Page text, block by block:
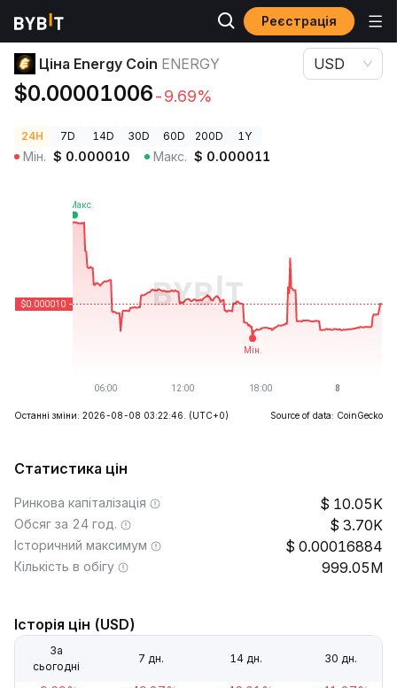
Реєстрація
Ціни криптовалют Ціна Energy Coin ENERGY
Ціна Energy Coin ENERGY
$0.00001006-9.69%
USD
24H 7D 14D 30D 60D 200D 1Y
Мін. $ 0.000010 Макс. $ 0.000011
Останні зміни: 2026-08-08 03:22:46. (UTC+0) Source of data: CoinGecko
Статистика цін
Ринкова капіталізація 10.05K
Обсяг за 24 год. 3.70K
Історичний максимум 0.00016884
Кількість в обігу 999.05M
Історія цін (USD)
За
сьогодні
7 дн. 14 дн. 30 дн.